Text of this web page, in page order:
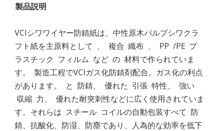
製品説明
VCIシワワイヤー防錆紙は、中性原木パルプシワクラ
フト紙を主原料として 、 複合 織布 、 PP /PE プ
ラスチック フィルム など の 材料で作られていま
す。 製造工程でVCIガス化防錆剤配合。ガス化の利点
があります。 と 防錆、 優れた 引張 特性、 強い
収縮 力、 優れた耐突刺性などに広く使用されていま
す。それらは スチール コイルの自動包装すべて 防
錆、抗酸化、防湿、防塵であり、人為的な効率を低下